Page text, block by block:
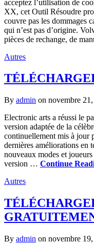
acceptez l’utilisation de
XX, cet Outil Résoudre
couvre pas les dommages
qui n’est pas d’origine.
pièces de rechange, de
Autres
By admin on novembre
Electronic arts a réussi le
version adaptée de la
continuellement mis à jour
dernières améliorations en
nouveaux modes et
version … Continue
Autres
By admin on novembre